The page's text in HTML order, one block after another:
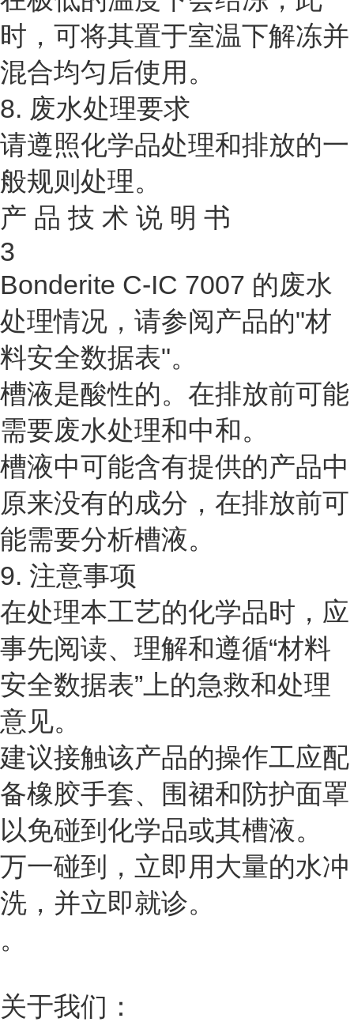
时，可将其置于室温下解冻并
混合均匀后使用。
8. 废水处理要求
请遵照化学品处理和排放的一
般规则处理。
产 品 技 术 说 明 书
3
Bonderite C-IC 7007 的废水
处理情况，请参阅产品的"材
料安全数据表"。
槽液是酸性的。在排放前可能
需要废水处理和中和。
槽液中可能含有提供的产品中
原来没有的成分，在排放前可
能需要分析槽液。
9. 注意事项
在处理本工艺的化学品时，应
事先阅读、理解和遵循“材料
安全数据表”上的急救和处理
意见。
建议接触该产品的操作工应配
备橡胶手套、围裙和防护面罩
以免碰到化学品或其槽液。
万一碰到，立即用大量的水冲
洗，并立即就诊。
。
关于我们：